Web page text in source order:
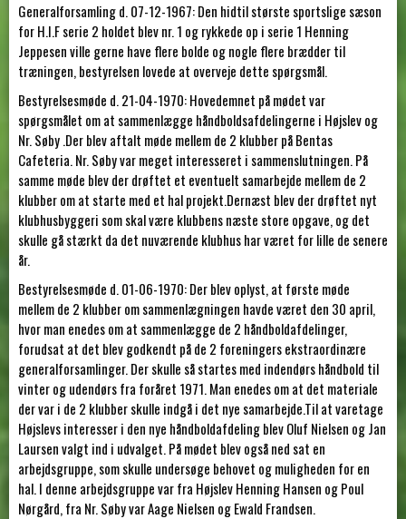
Generalforsamling d. 07-12-1967: Den hidtil største sportslige sæson
for H.I.F serie 2 holdet blev nr. 1 og rykkede op i serie 1 Henning
Jeppesen ville gerne have flere bolde og nogle flere brædder til
træningen, bestyrelsen lovede at overveje dette spørgsmål.
Bestyrelsesmøde d. 21-04-1970: Hovedemnet på mødet var
spørgsmålet om at sammenlægge håndboldsafdelingerne i Højslev og
Nr. Søby .Der blev aftalt møde mellem de 2 klubber på Bentas
Cafeteria. Nr. Søby var meget interesseret i sammenslutningen. På
samme møde blev der drøftet et eventuelt samarbejde mellem de 2
klubber om at starte med et hal projekt.Dernæst blev der drøftet nyt
klubhusbyggeri som skal være klubbens næste store opgave, og det
skulle gå stærkt da det nuværende klubhus har været for lille de senere
år.
Bestyrelsesmøde d. 01-06-1970: Der blev oplyst, at første møde
mellem de 2 klubber om sammenlægningen havde været den 30 april,
hvor man enedes om at sammenlægge de 2 håndboldafdelinger,
forudsat at det blev godkendt på de 2 foreningers ekstraordinære
generalforsamlinger. Der skulle så startes med indendørs håndbold til
vinter og udendørs fra foråret 1971. Man enedes om at det materiale
der var i de 2 klubber skulle indgå i det nye samarbejde.Til at varetage
Højslevs interesser i den nye håndboldafdeling blev Oluf Nielsen og Jan
Laursen valgt ind i udvalget. På mødet blev også ned sat en
arbejdsgruppe, som skulle undersøge behovet og muligheden for en
hal. I denne arbejdsgruppe var fra Højslev Henning Hansen og Poul
Nørgård, fra Nr. Søby var Aage Nielsen og Ewald Frandsen.